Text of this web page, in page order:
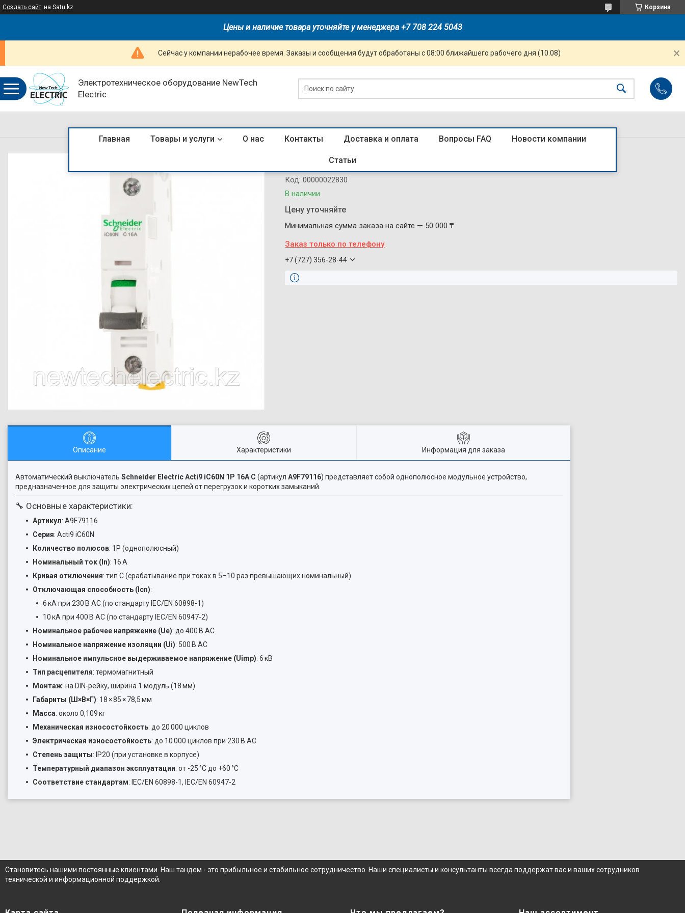
Создать сайт на Satu.kz Корзина
Цены и наличие товара уточняйте у менеджера +7 708 224 5043
Сейчас у компании нерабочее время. Заказы и сообщения будут обработаны с 08:00 ближайшего рабочего дня (10.08)
Электротехническое оборудование NewTech
Electric
Главная Товары и услуги О нас Контакты Доставка и оплата Вопросы FAQ Новости компании
Статьи
Автоматический выключатель iC60N C 16A 1P
В наличии
Код:00000022830
Цену уточняйте
Минимальная сумма заказа на сайте — 50 000 ₸
Заказ только по телефону
+7 (727) 356-28-44
Описание Характеристики Информация для заказа
Автоматический выключатель Schneider Electric Acti9 iC60N 1P 16A C (артикул A9F79116) представляет собой однополюсное модульное устройство,
предназначенное для защиты электрических цепей от перегрузок и коротких замыканий.
🔧 Основные характеристики:
Артикул: A9F79116
Серия: Acti9 iC60N
Количество полюсов: 1P (однополюсный)
Номинальный ток (In): 16 А
Кривая отключения: тип C (срабатывание при токах в 5–10 раз превышающих номинальный)
Отключающая способность (Icn):
6 кА при 230 В AC (по стандарту IEC/EN 60898-1)
10 кА при 400 В AC (по стандарту IEC/EN 60947-2)
Номинальное рабочее напряжение (Ue): до 400 В AC
Номинальное напряжение изоляции (Ui): 500 В AC
Номинальное импульсное выдерживаемое напряжение (Uimp): 6 кВ
Тип расцепителя: термомагнитный
Монтаж: на DIN-рейку, ширина 1 модуль (18 мм)
Габариты (Ш×В×Г): 18 × 85 × 78,5 мм
Масса: около 0,109 кг
Механическая износостойкость: до 20 000 циклов
Электрическая износостойкость: до 10 000 циклов при 230 В AC
Степень защиты: IP20 (при установке в корпусе)
Температурный диапазон эксплуатации: от -25 °C до +60 °C
Соответствие стандартам: IEC/EN 60898-1, IEC/EN 60947-2
Становитесь нашими постоянные клиентами. Наш тандем - это прибыльное и стабильное сотрудничество. Наши специалисты и консультанты всегда поддержат вас и ваших сотрудников
технической и информационной поддержкой.